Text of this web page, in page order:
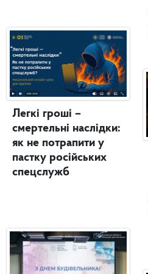
Легкі гроші –
смертельні наслідки:
як не потрапити у
пастку російських
спецслужб